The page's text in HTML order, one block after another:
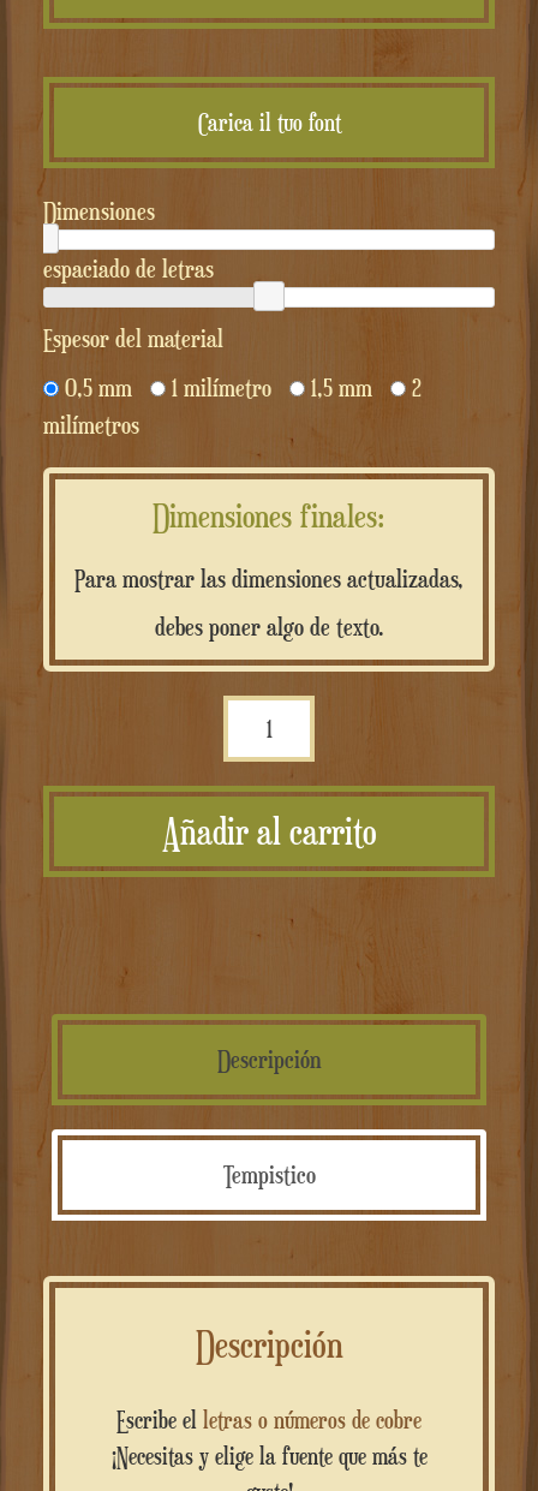
Carica il tuo font
Dimensiones
espaciado de letras
Espesor del material
0,5 mm
1 milímetro 1,5 mm
2
milímetros
Dimensiones finales:
Para mostrar las dimensiones actualizadas,
debes poner algo de texto.
in
rame
personalizzata
cantidad
Añadir al carrito
Descripción
Tempistico
Descripción
Escribe el letras o números de cobre
¡Necesitas y elige la fuente que más te